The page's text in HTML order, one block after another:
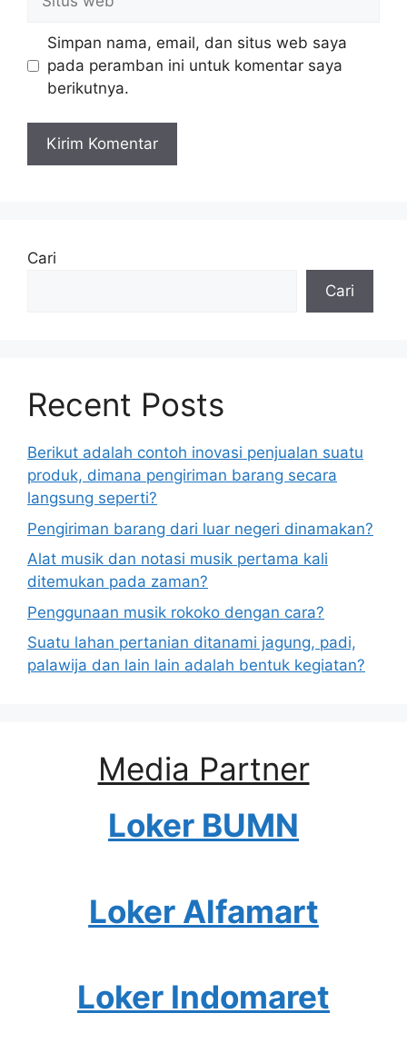
web
Simpan nama, email, dan situs web saya
pada peramban ini untuk komentar saya
berikutnya.
Cari
Cari
Recent Posts
Berikut adalah contoh inovasi penjualan suatu
produk, dimana pengiriman barang secara
langsung seperti?
Pengiriman barang dari luar negeri dinamakan?
Alat musik dan notasi musik pertama kali
ditemukan pada zaman?
Penggunaan musik rokoko dengan cara?
Suatu lahan pertanian ditanami jagung, padi,
palawija dan lain lain adalah bentuk kegiatan?
Media Partner
Loker BUMN
Loker Alfamart
Loker Indomaret